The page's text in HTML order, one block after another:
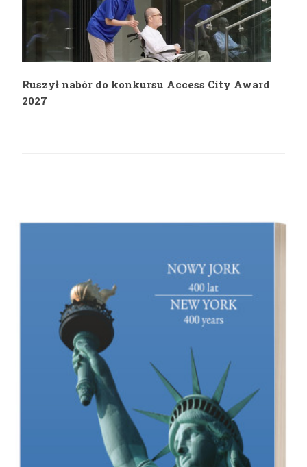
Ruszył nabór do konkursu Access City Award
2027